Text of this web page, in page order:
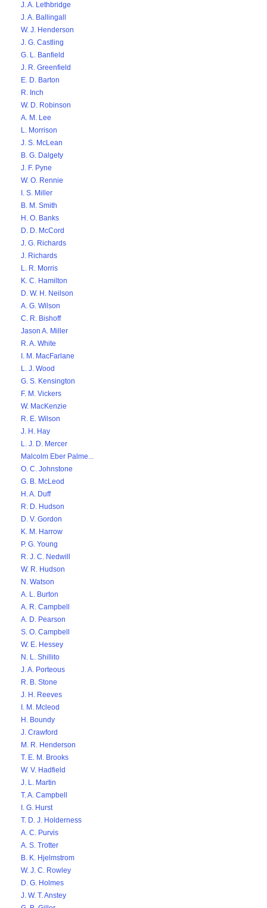
J. A. Lethbridge
J. A. Ballingall
W. J. Henderson
J. G. Castling
G. L. Banfield
J. R. Greenfield
E. D. Barton
R. Inch
W. D. Robinson
A. M. Lee
L. Morrison
J. S. McLean
B. G. Dalgety
J. F. Pyne
W. O. Rennie
I. S. Miller
B. M. Smith
H. O. Banks
D. D. McCord
J. G. Richards
J. Richards
L. R. Morris
K. C. Hamilton
D. W. H. Neilson
A. G. Wilson
C. R. Bishoff
Jason A. Miller
R. A. White
I. M. MacFarlane
L. J. Wood
G. S. Kensington
F. M. Vickers
W. MacKenzie
R. E. Wilson
J. H. Hay
L. J. D. Mercer
Malcolm Eber Palme...
O. C. Johnstone
G. B. McLeod
H. A. Duff
R. D. Hudson
D. V. Gordon
K. M. Harrow
P. G. Young
R. J. C. Nedwill
W. R. Hudson
N. Watson
A. L. Burton
A. R. Campbell
A. D. Pearson
S. O. Campbell
W. E. Hessey
N. L. Shillito
J. A. Porteous
R. B. Stone
J. H. Reeves
I. M. Mcleod
H. Boundy
J. Crawford
M. R. Henderson
T. E. M. Brooks
W. V. Hadfield
J. L. Martin
T. A. Campbell
I. G. Hurst
T. D. J. Holderness
A. C. Purvis
A. S. Trotter
B. K. Hjelmstrom
W. J. C. Rowley
D. G. Holmes
J. W. T. Anstey